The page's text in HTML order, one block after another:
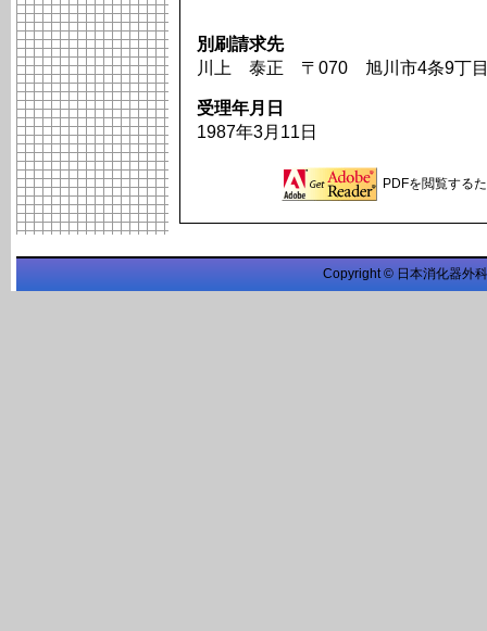
別刷請求先
川上 泰正 〒070 旭川市4条9丁
受理年月日
1987年3月11日
PDFを閲覧する
Copyright © 日本消化器外